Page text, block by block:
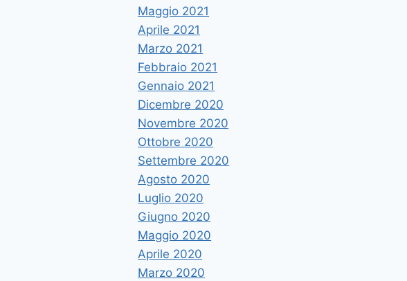
Maggio 2021
Aprile 2021
Marzo 2021
Febbraio 2021
Gennaio 2021
Dicembre 2020
Novembre 2020
Ottobre 2020
Settembre 2020
Agosto 2020
Luglio 2020
Giugno 2020
Maggio 2020
Aprile 2020
Marzo 2020